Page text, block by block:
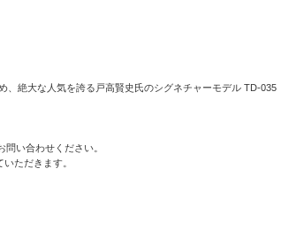
、絶大な人気を誇る戸高賢史氏のシグネチャーモデル TD-035
い合わせください。
ただきます。